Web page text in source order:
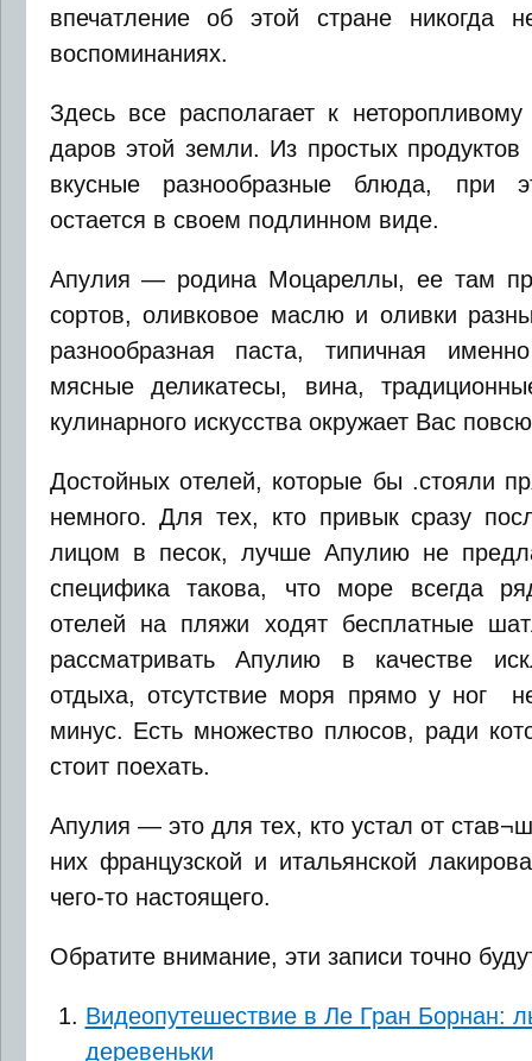
впечатление об этой стране никогда
воспоминаниях.
Здесь все располагает к
даров этой земли. Из простых продуктов
вкусные разнообразные блюда, при
остается в своем подлинном виде.
Апулия — родина Моцареллы, ее там
сортов, оливковое маслю и оливки
разнообразная паста, типичная
мясные деликатесы, вина,
кулинарного искусства окружает Вас
Достойных отелей, которые бы .стояли
немного. Для тех, кто привык сразу
лицом в песок, лучше Апулию не
специфика такова, что море всегда
отелей на пляжи ходят бесплатные
рассматривать Апулию в качестве
отдыха, отсутствие моря прямо у ног
минус. Есть множество плюсов, ради
стоит поехать.
Апулия — это для тех, кто устал от
них французской и итальянской
чего-то настоящего.
Обратите внимание, эти записи точно
Видеопутешествие в Ле Гран Борнан:
деревеньки